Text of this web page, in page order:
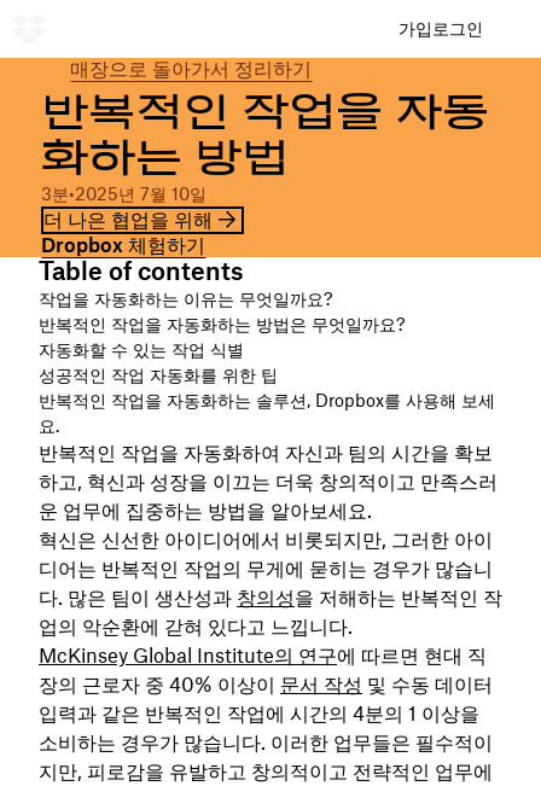
가입 로그인
매장으로 돌아가서 정리하기
반복적인 작업을 자동
화하는 방법
3분•2025년 7월 10일
더 나은 협업을 위해
Dropbox 체험하기
Table of contents
작업을 자동화하는 이유는 무엇일까요?
반복적인 작업을 자동화하는 방법은 무엇일까요?
자동화할 수 있는 작업 식별
성공적인 작업 자동화를 위한 팁
반복적인 작업을 자동화하는 솔루션, Dropbox를 사용해 보세
요.
반복적인 작업을 자동화하여 자신과 팀의 시간을 확보
하고, 혁신과 성장을 이끄는 더욱 창의적이고 만족스러
운 업무에 집중하는 방법을 알아보세요.
혁신은 신선한 아이디어에서 비롯되지만, 그러한 아이
디어는 반복적인 작업의 무게에 묻히는 경우가 많습니
다. 많은 팀이 생산성과 창의성을 저해하는 반복적인 작
업의 악순환에 갇혀 있다고 느낍니다.
McKinsey Global Institute의 연구에 따르면 현대 직
장의 근로자 중 40% 이상이 문서 작성 및 수동 데이터
입력과 같은 반복적인 작업에 시간의 4분의 1 이상을
소비하는 경우가 많습니다. 이러한 업무들은 필수적이
지만, 피로감을 유발하고 창의적이고 전략적인 업무에